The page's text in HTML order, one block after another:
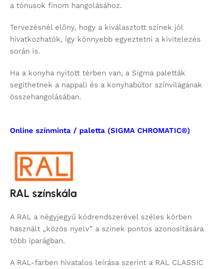
a tónusok finom hangolásához.
Tervezésnél előny, hogy a kiválasztott színek jól
hivatkozhatók, így könnyebb egyeztetni a kivitelezés
során is.
Ha a konyha nyitott térben van, a Sigma paletták
segíthetnek a nappali és a konyhabútor színvilágának
összehangolásában.
Online színminta / paletta (SIGMA CHROMATIC®)
RAL színskála
A RAL a négyjegyű kódrendszerével széles körben
használt „közös nyelv” a színek pontos azonosítására
több iparágban.
A RAL-farben hivatalos leírása szerint a RAL CLASSIC